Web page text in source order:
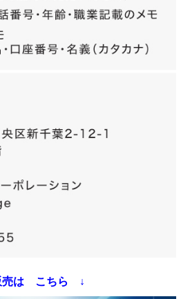
売は こちら ↓